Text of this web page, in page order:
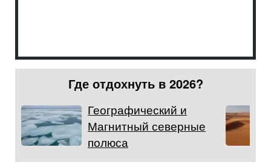
Где отдохнуть в 2026?
Географический и
Магнитный северные
полюса